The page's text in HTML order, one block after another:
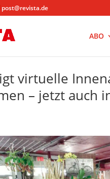
post@revista.de
ABO
virtuelle
– jetzt auch